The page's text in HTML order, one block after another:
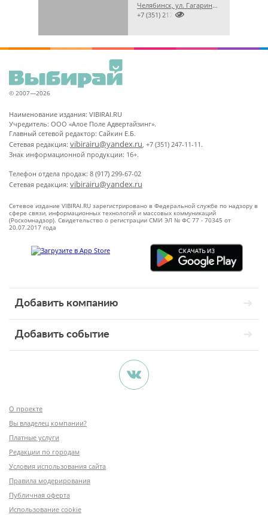
Челябинск, ул. Гагарина, 5 А

+7 (351) 2173679
© 2007—2026
Наименование издания: VIBIRAI.RU
Учредитель: ООО «Алое Поле Адвертайзинг».
Главный сетевой редактор: Сайкин Е.Б.
Сетевая редакция: vibirairu@yandex.ru, +7 (351) 247-11-11.
Знак информационной продукции: 16+.
Телефон отдела продаж: 8 (917) 299-67-02
Сетевая редакция: vibirairu@yandex.ru
Сетевое издание VIBIRAI.RU зарегистрировано в Федеральной службе по надзору в
сфере связи, информационных технологий и массовых коммуникаций
(Роскомнадзор). Свидетельство о регистрации СМИ ЭЛ № ФС 77 - 70345 от
20.07.2017 года
Добавить компанию
Добавить событие
О проекте
Вы владелец компании?
Платные услуги
Редакции по городам
Условия использования сайта
Правила модерирования
Публичная оферта
Использование cookie